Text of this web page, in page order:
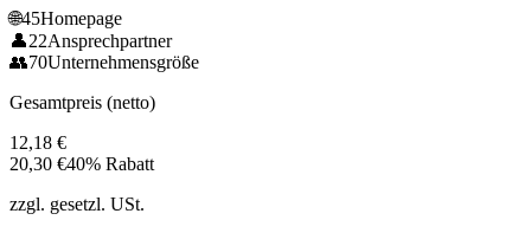
🌐45Homepage
👤22Ansprechpartner
👥70Unternehmensgröße
Gesamtpreis (netto)
12,18 €
20,30 €40% Rabatt
zzgl. gesetzl. USt.